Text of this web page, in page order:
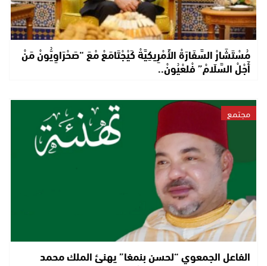
مُسْتَشَارْ السَّفَارَةْ الأَمْرِيكِيَّةْ كَيْجْتَامَعْ مْعَ “صَحْرَاوِيُّونْ مَنْ
أَجْلْ السَّلَامْ” فْلعْيُونْ..
مجتمع
الفاعل الجمعوي “لحسن بنمغا” يهنئ الملك محمد